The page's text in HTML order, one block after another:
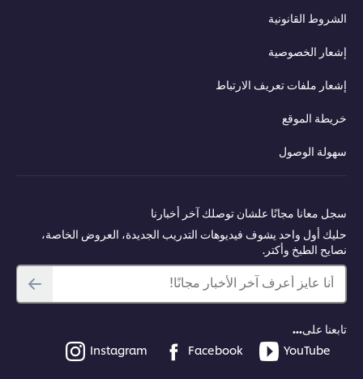
الشروط القانونية
إشعار الخصوصية
إشعار ملفات تعريف الارتباط
خريطة الموقع
سهولة الوصول
سجل معانا مجانًا علشان توصلك آخر أخبارنا
حليك أول واحد يشوف فيديوهات التدريب الجديدة، العروض الخاصة،
نصايح الطبخ وأكتر.
أنا عايز أعرف آخر الأخبار مجانًا!
تابعنا على...
YouTube
Facebook
Instagram